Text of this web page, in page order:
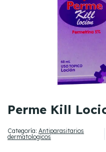
Perme Kill
Categoría: Antiparasitarios
dermatologicos